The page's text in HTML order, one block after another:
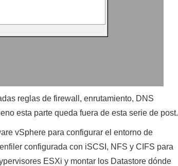
reglas de firewall, enrutamiento, DNS
esta parte queda fuera de esta serie de post.
vSphere para configurar el entorno de
configurada con iSCSI, NFS y CIFS para
ESXi y montar los Datastore dónde